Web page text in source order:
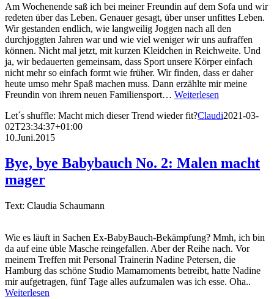
Am Wochenende saß ich bei meiner Freundin auf dem Sofa und wir
redeten über das Leben. Genauer gesagt, über unser unfittes Leben.
Wir gestanden endlich, wie langweilig Joggen nach all den
durchjoggten Jahren war und wie viel weniger wir uns aufraffen
können. Nicht mal jetzt, mit kurzen Kleidchen in Reichweite. Und
ja, wir bedauerten gemeinsam, dass Sport unsere Körper einfach
nicht mehr so einfach formt wie früher. Wir finden, dass er daher
heute umso mehr Spaß machen muss. Dann erzählte mir meine
Freundin von ihrem neuen Familiensport… Weiterlesen
Let´s shuffle: Macht mich dieser Trend wieder fit?Claudi2021-03-
02T23:34:37+01:00
10.Juni.2015
Bye, bye Babybauch No. 2: Malen macht
mager
Text: Claudia Schaumann
Wie es läuft in Sachen Ex-BabyBauch-Bekämpfung? Mmh, ich bin
da auf eine üble Masche reingefallen. Aber der Reihe nach. Vor
meinem Treffen mit Personal Trainerin Nadine Petersen, die
Hamburg das schöne Studio Mamamoments betreibt, hatte Nadine
mir aufgetragen, fünf Tage alles aufzumalen was ich esse. Oha..
Weiterlesen